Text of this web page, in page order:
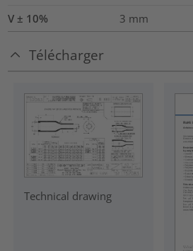
V ± 10%
3 mm
Télécharger
Technical drawing